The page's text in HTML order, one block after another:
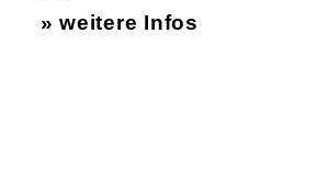
» weitere Infos